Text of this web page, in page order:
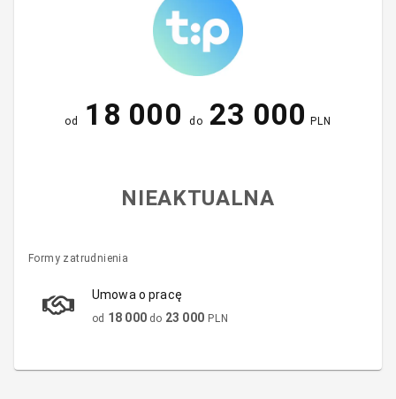
od 18 000 do 23 000 PLN
NIEAKTUALNA
Formy zatrudnienia
Umowa o pracę
od 18 000 do 23 000 PLN